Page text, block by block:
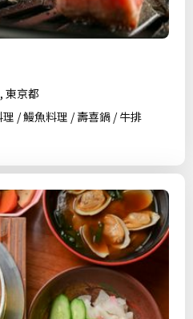
東京都
/ 鰻魚料理 / 壽喜鍋 / 牛排